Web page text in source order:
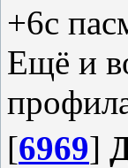
+6с
Ещё и
[6969]